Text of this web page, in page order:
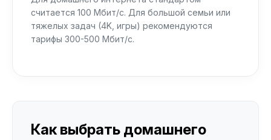
считается 100 Мбит/с. Для большой семьи или
тяжелых задач (4K, игры) рекомендуются
тарифы 300-500 Мбит/с.
Как выбрать домашнего